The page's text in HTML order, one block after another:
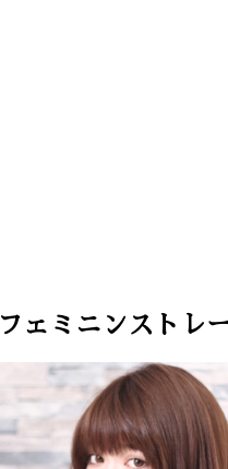
フェミニンストレ